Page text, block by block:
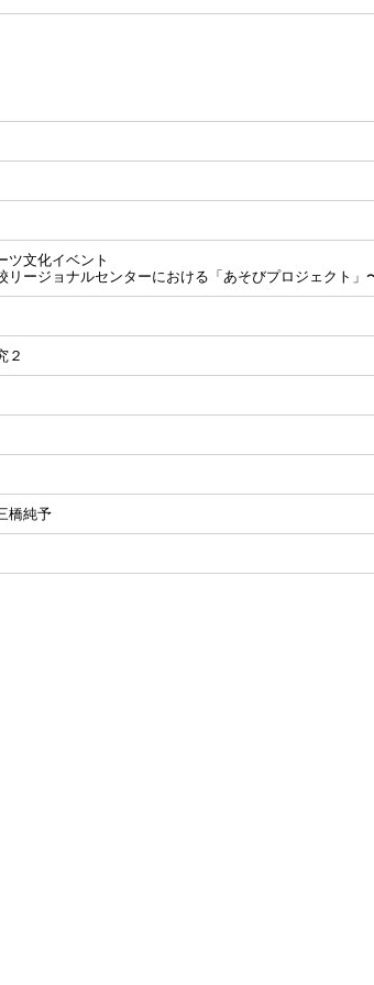
ツ文化イベント
リージョナルセンターにおける「あそびプロジェクト」
２
橋純予